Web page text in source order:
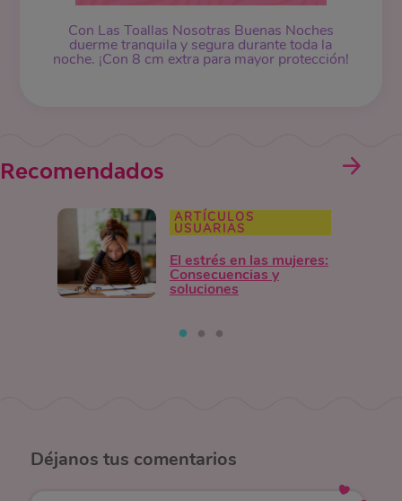
Con Las Toallas Nosotras Buenas Noches
duerme tranquila y segura durante toda la
noche. ¡Con 8 cm extra para mayor protección!
Recomendados
ARTÍCULOS
USUARIAS
El estrés en las mujeres:
Consecuencias y
soluciones
Déjanos tus comentarios